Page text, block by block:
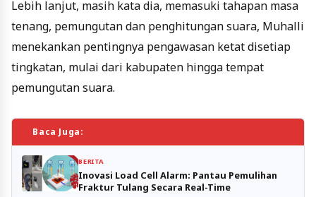
Lebih lanjut, masih kata dia, memasuki tahapan masa
tenang, pemungutan dan penghitungan suara, Muhalli
menekankan pentingnya pengawasan ketat disetiap
tingkatan, mulai dari kabupaten hingga tempat
pemungutan suara.
Baca Juga:
BERITA
Inovasi Load Cell Alarm: Pantau Pemulihan
Fraktur Tulang Secara Real-Time